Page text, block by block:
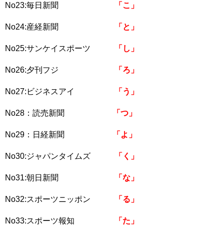
No23:毎日新聞 「こ」
No24:産経新聞 「と」
No25:サンケイスポーツ 「し」
No26:夕刊フジ 「ろ」
No27:ビジネスアイ 「う」
No28：読売新聞 「つ」
No29：日経新聞 「よ」
No30:ジャパンタイムズ 「く」
No31:朝日新聞 「な」
No32:スポーツニッポン 「る」
No33:スポーツ報知 「た」